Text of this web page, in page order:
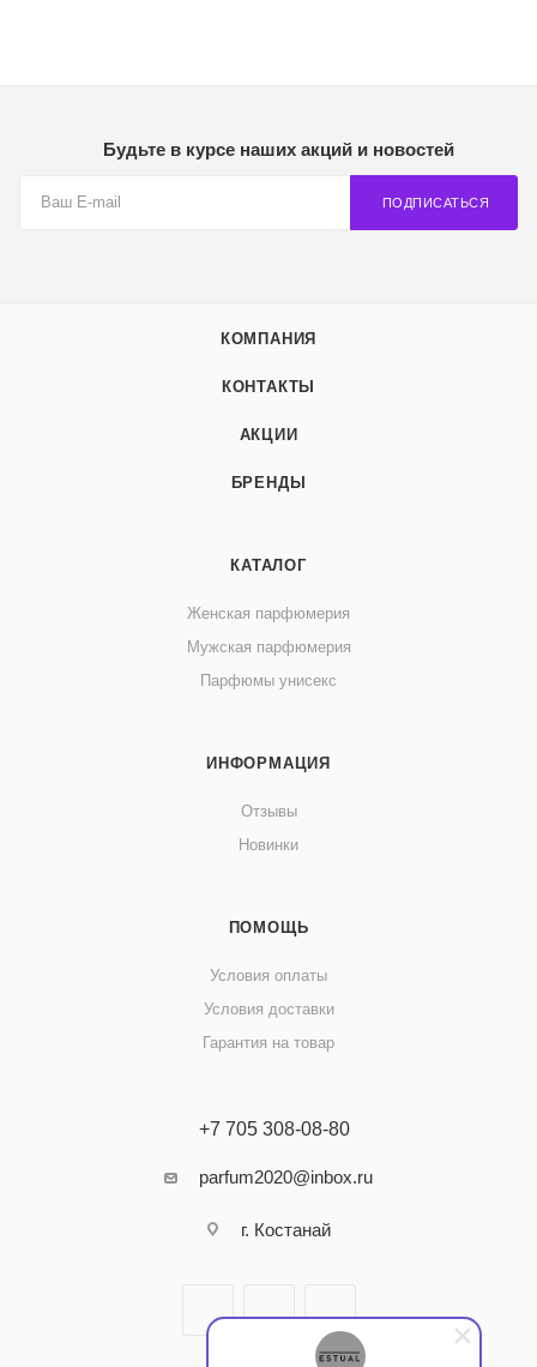
Будьте в курсе наших акций и новостей
ПОДПИСАТЬСЯ
КОМПАНИЯ
КОНТАКТЫ
АКЦИИ
БРЕНДЫ
КАТАЛОГ
Женская парфюмерия
Мужская парфюмерия
Парфюмы унисекс
ИНФОРМАЦИЯ
Отзывы
Новинки
ПОМОЩЬ
Условия оплаты
Условия доставки
Гарантия на товар
+7 705 308-08-80
parfum2020@inbox.ru
г. Костанай